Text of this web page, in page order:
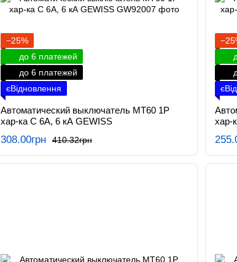
−25%
до 6 платежей
до 6 платежей
єВідновлення
Автоматический выключатель МТ60 1P
хар-ка C 6А, 6 кА GEWISS
410.32грн
308.00грн
хар-